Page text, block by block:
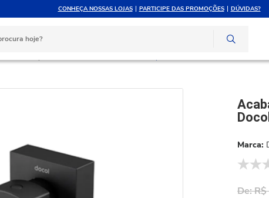
CONHEÇA NOSSAS LOJAS PARTICIPE DAS PROMOÇÕES DÚVIDAS?
ATÉ 10X SEM JUROS ATENDIMENTO
De: